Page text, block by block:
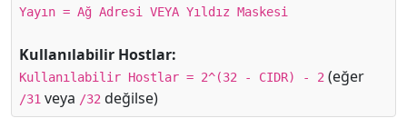
Yayın = Ağ Adresi VEYA Yıldız Maskesi
Kullanılabilir Hostlar:
Kullanılabilir Hostlar = 2^(32 - CIDR) - 2 (eğer
/31 veya /32 değilse)